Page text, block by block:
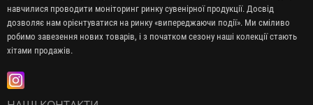
навчилися проводити моніторинг ринку сувенірної продукції. Досвід
дозволяє нам орієнтуватися на ринку «випереджаючи події». Ми сміливо
робимо завезення нових товарів, і з початком сезону наші колекції стають
хітами продажів.